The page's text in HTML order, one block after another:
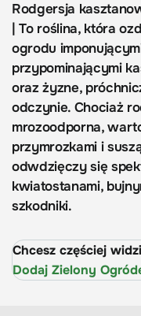
Rodgersja
| To roślina, która
ogrodu
przypominającymi
oraz żyzne,
odczynie. Chociaż
mrozoodporna,
przymrozkami i
odwdzięczy się
kwiatostanami,
szkodniki.
Chcesz częściej
Dodaj Zielony